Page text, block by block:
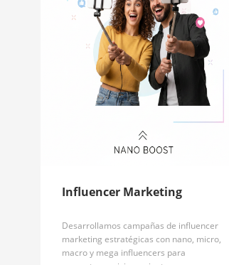
Influencer Marketing
Desarrollamos campañas de influencer
marketing estratégicas con nano, micro,
macro y mega influencers para